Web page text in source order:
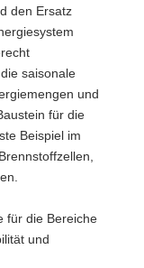
den Ersatz
saisonale
und
für die
Beispiel im
für die Bereiche
und